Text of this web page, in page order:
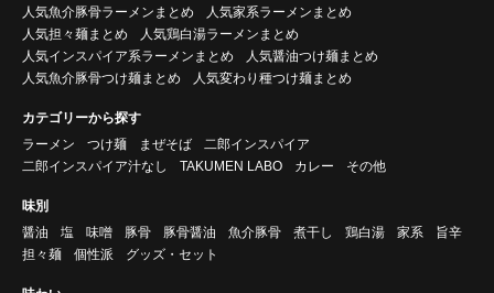
人気魚介豚骨ラーメンまとめ
人気家系ラーメンまとめ
人気担々麺まとめ
人気鶏白湯ラーメンまとめ
人気インスパイア系ラーメンまとめ
人気醤油つけ麺まとめ
人気魚介豚骨つけ麺まとめ
人気変わり種つけ麺まとめ
カテゴリーから探す
ラーメン
つけ麺 まぜそば
二郎インスパイア
二郎インスパイア汁なし
TAKUMEN LABO カレー その他
味別
醤油
塩 味噌 豚骨 豚骨醤油 魚介豚骨 煮干し 鶏白湯 家系
旨辛
担々麺
個性派 グッズ・セット